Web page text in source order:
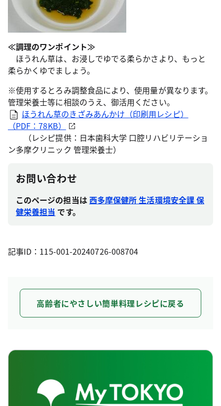
≪調理のワンポイント≫
ほうれん草は、お浸しでゆでる柔らかさより、もっと
柔らかくゆでましょう。
※使用するとろみ調整食品により、使用量が異なります。
管理栄養士等に相談のうえ、御活用ください。
ほうれん草のきざみあんかけ（印刷用レシピ）
（PDF：78KB）
（レシピ提供：日本歯科大学 口腔リハビリテーショ
ン多摩クリニック 管理栄養士）
お問い合わせ
このページの担当は西多摩保健所 生活環境安全課 保
健栄養担当 です。
記事ID：115-001-20240726-008704
高齢者にやさしい簡単料理レシピに戻る